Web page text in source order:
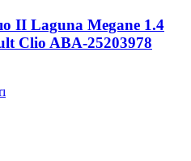
II Laguna Megane 1.4
Clio ABA-25203978